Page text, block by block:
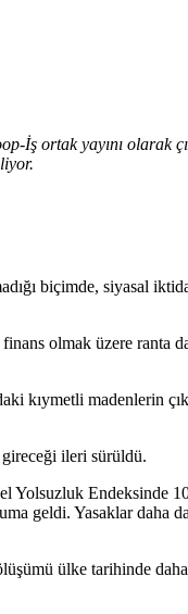
İş ortak yayını olarak
biçimde, siyasal
olmak üzere ranta
kıymetli madenlerin
gireceği ileri sürüldü.
Yolsuzluk Endeksinde
geldi. Yasaklar daha
ülke tarihinde